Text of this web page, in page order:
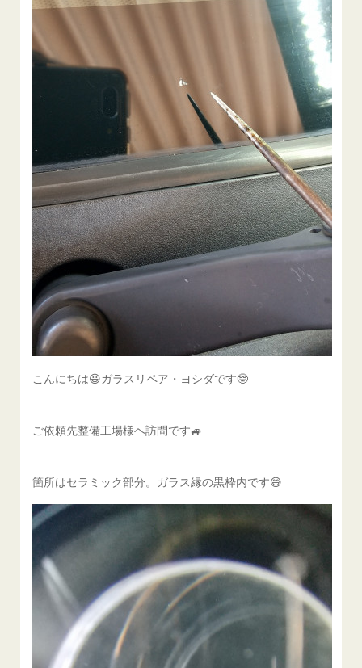
こんにちは😃ガラスリペア・ヨシダです🤓
ご依頼先整備工場様ヘ訪問です🚙
箇所はセラミック部分。ガラス縁の黒枠内です😅